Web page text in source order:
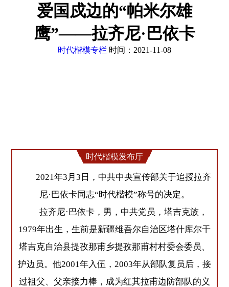
爱国戍边的“帕米尔雄
鹰”——拉齐尼·巴依卡
时代楷模专栏 时间：2021-11-08
时代楷模发布厅
2021年3月3日，中共中央宣传部关于追授拉齐
尼·巴依卡同志“时代楷模”称号的决定。
拉齐尼·巴依卡，男，中共党员，塔吉克族，
1979年出生，生前是新疆维吾尔自治区塔什库尔干
塔吉克自治县提孜那甫乡提孜那甫村村委会委员、
护边员。他2001年入伍，2003年从部队复员后，接
过祖父、父亲接力棒，成为红其拉甫边防部队的义